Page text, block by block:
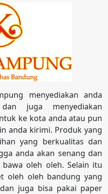
menyediakan anda
juga menyediakan
ke kota anda atau pun
anda kirimi. Produk yang
yang berkualitas dan
anda akan senang dan
oleh oleh. Selain itu
oleh oleh bandung yang
juga bisa pakai paper